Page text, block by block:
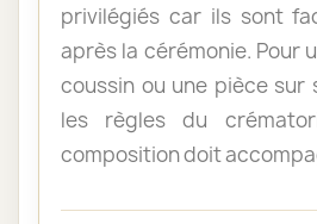
privilégiés car ils sont
après la cérémonie. Pour
coussin ou une pièce sur
les règles du
composition doit